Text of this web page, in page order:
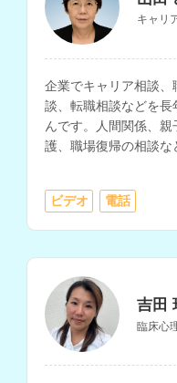
キャリ
企業でキャリア相談
談、転職相談などを長
んです。人間関係、
護、職場復帰の相談な
関で年間700件ほど
ビデオ 電話
吉田
臨床心